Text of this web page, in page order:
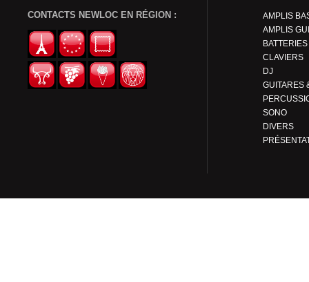
CONTACTS NEWLOC EN RÉGION :
AMPLIS
AMPLIS
BATTERIES
CLAVIERS
DJ
SONO
DIVERS